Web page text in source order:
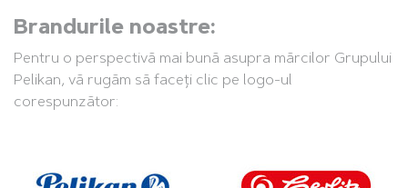
Brandurile noastre:
Pentru o perspectivă mai bună asupra mărcilor Grupului
Pelikan, vă rugăm să faceți clic pe logo-ul
corespunzător: